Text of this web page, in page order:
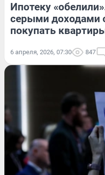
Ипотеку
серыми доходами
покупать
6 апреля, 2026, 07:30 847